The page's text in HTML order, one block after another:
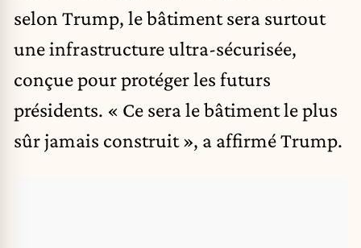
selon Trump, le bâtiment sera surtout
une infrastructure ultra-sécurisée,
conçue pour protéger les futurs
présidents. « Ce sera le bâtiment le plus
sûr jamais construit », a affirmé Trump.